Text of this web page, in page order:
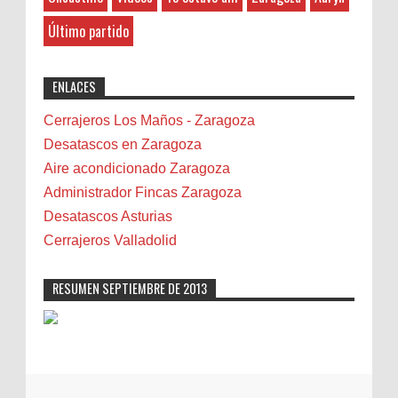
8-27-2025
"Great post! Resources like this are
professional solutions. Highly recommended!"
Belenes
Benalmádena
Bicicletas
Bilbao
Biota
Camareta
Cáncer
Carmela Sauras
Carnavales
Castellón
Cerrajeros
Último partido
ENLACES
Cerrajeros Los Maños - Zaragoza
Desatascos en Zaragoza
Aire acondicionado Zaragoza
Administrador Fincas Zaragoza
Desatascos Asturias
Cerrajeros Valladolid
RESUMEN SEPTIEMBRE DE 2013